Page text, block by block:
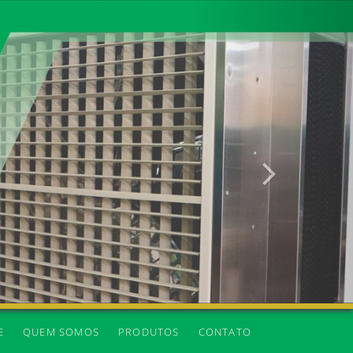
QUEM SOMOS PRODUTOS CONTATO